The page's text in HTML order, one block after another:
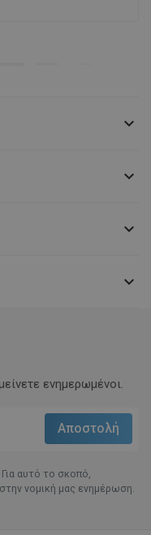




ενημερωμένοι.
αυτό το σκοπό,
νομική μας ενημέρωση.